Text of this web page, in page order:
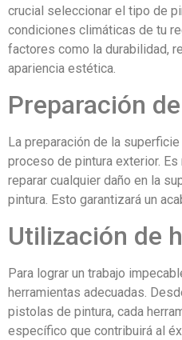
crucial seleccionar el tipo de
condiciones climáticas de tu
factores como la durabilidad,
apariencia estética.
Preparación
La preparación de la
proceso de pintura exterior.
reparar cualquier daño en la
pintura. Esto garantizará un
Utilización de
Para lograr un trabajo
herramientas adecuadas.
pistolas de pintura, cada
específico que contribuirá al